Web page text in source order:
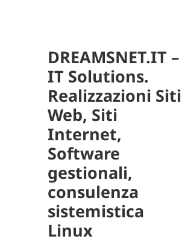
DREAMSNET.IT –
IT Solutions.
Realizzazioni Siti
Web, Siti
Internet,
Software
gestionali,
consulenza
sistemistica
Linux